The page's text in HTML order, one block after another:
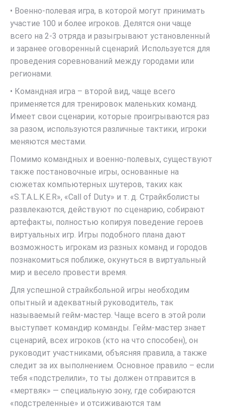
• Военно-полевая игра, в которой могут принимать
участие 100 и более игроков. Делятся они чаще
всего на 2-3 отряда и разыгрывают установленный
и заранее оговоренный сценарий. Используется для
проведения соревнований между городами или
регионами.
• Командная игра – второй вид, чаще всего
применяется для тренировок маленьких команд.
Имеет свои сценарии, которые проигрываются раз
за разом, используются различные тактики, игроки
меняются местами.
Помимо командных и военно-полевых, существуют
также постановочные игры, основанные на
сюжетах компьютерных шутеров, таких как
«S.T.A.L.K.E.R», «Call of Duty» и т. д. Страйкболисты
развлекаются, действуют по сценарию, собирают
артефакты, полностью копируя поведение героев
виртуальных игр. Игры подобного плана дают
возможность игрокам из разных команд и городов
познакомиться поближе, окунуться в виртуальный
мир и весело провести время.
Для успешной страйкбольной игры необходим
опытный и адекватный руководитель, так
называемый гейм-мастер. Чаще всего в этой роли
выступает командир команды. Гейм-мастер знает
сценарий, всех игроков (кто на что способен), он
руководит участниками, объясняя правила, а также
следит за их выполнением. Основное правило – если
тебя «подстрелили», то ты должен отправится в
«мертвяк» — специальную зону, где собираются
«подстреленные» и отсиживаются там